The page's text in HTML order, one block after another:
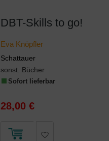
DBT-Skills to go!
Eva Knöpfler
Schattauer
sonst. Bücher
Sofort lieferbar
28,00 €